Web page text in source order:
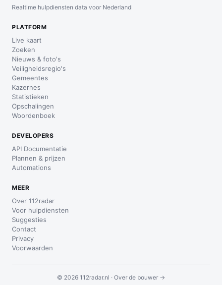
Realtime hulpdiensten data voor Nederland
PLATFORM
Live kaart
Zoeken
Nieuws & foto's
Veiligheidsregio's
Gemeentes
Kazernes
Statistieken
Opschalingen
Woordenboek
DEVELOPERS
API Documentatie
Plannen & prijzen
Automations
MEER
Over 112radar
Voor hulpdiensten
Suggesties
Contact
Privacy
Voorwaarden
© 2026 112radar.nl · Over de bouwer →